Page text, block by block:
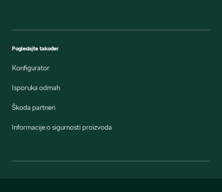
Pogledajte također
Konfigurator
Isporuka odmah
Škoda partneri
Informacije o sigurnosti proizvoda